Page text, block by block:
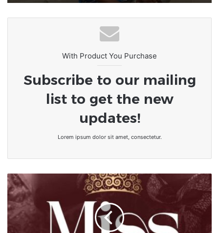
With Product You Purchase
Subscribe to our mailing
list to get the new
updates!
Lorem ipsum dolor sit amet, consectetur.
Miss
ÉPÉ-
ÉPKÉ
-
16e
édition